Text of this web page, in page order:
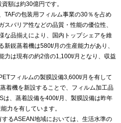
額は約30億円です。
の包装用フィルム事業の30％を占め
バリア性などの品質・性能の優位性、
な品揃えにより、国内トップシェアを維
鋭蒸着機は580t/月の生産能力があり、
力は現有の約2倍の1,100t/月となり、収益
フィルムの製膜設備3,600t/月を有して
着機を新設することで、フィルム加工品
は、蒸着設備を400t/月、製膜設備は昨年
力を有しています。
るASEAN地域においては、生活水準の